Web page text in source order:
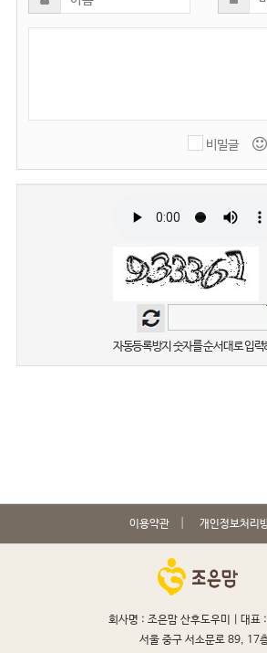
비밀글
자동등록방지 숫자를 순서대로 입력
이용약관 개인정보처리
회사명 : 조은맘 산후도우미 | 대표
서울 중구 서소문로 89, 17